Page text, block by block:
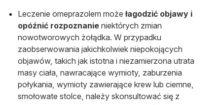
Leczenie omeprazolem możełagodzić objawy i
opóźnić rozpoznanie niektórych zmian
nowotworowych żołądka. W przypadku
zaobserwowania jakichkolwiek niepokojących
objawów, takich jak istotna i niezamierzona utrata
masy ciała, nawracające wymioty, zaburzenia
połykania, wymioty zawierające krew lub ciemne,
smołowate stolce, należy skonsultować się z